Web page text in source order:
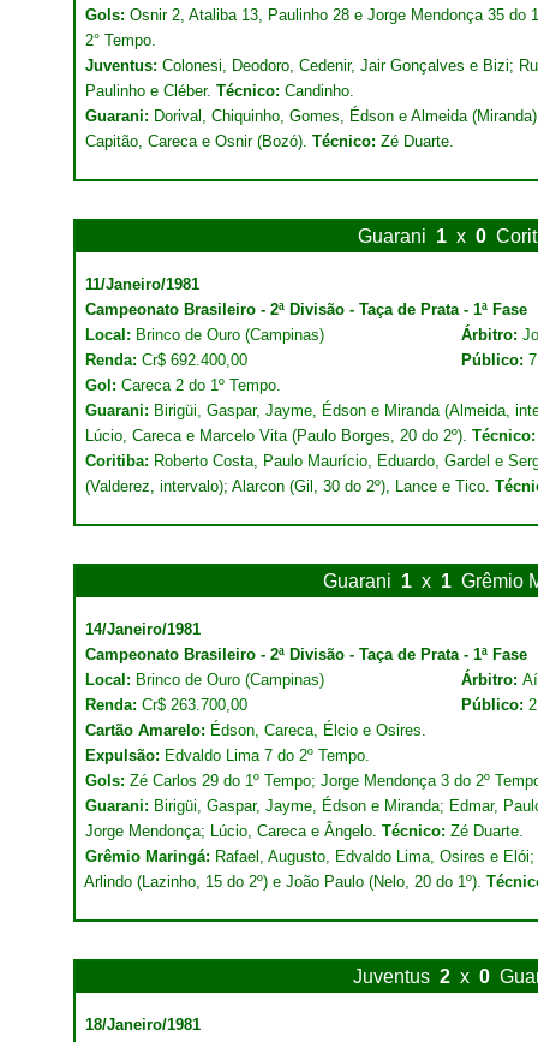
Gols: Osnir 2, Ataliba 13, Paulinho 28 e Jorge Mendonça 35 do
2° Tempo.
Juventus: Colonesi, Deodoro, Cedenir, Jair Gonçalves e Bizi;
Paulinho e Cléber. Técnico: Candinho.
Guarani: Dorival, Chiquinho, Gomes, Édson e Almeida
Capitão, Careca e Osnir (Bozó). Técnico: Zé Duarte.
Guarani 1 x 0
11/Janeiro/1981
Campeonato Brasileiro - 2ª Divisão - Taça de Prata - 1ª Fase
Local: Brinco de Ouro (Campinas) Árbitro:
Renda: Cr$ 692.400,00 Público:
Gol: Careca 2 do 1º Tempo.
Guarani: Birigüi, Gaspar, Jayme, Édson e Miranda (Almeida,
Lúcio, Careca e Marcelo Vita (Paulo Borges, 20 do 2º).
Coritiba: Roberto Costa, Paulo Maurício, Eduardo, Gardel e
(Valderez, intervalo); Alarcon (Gil, 30 do 2º), Lance e Tico.
Guarani 1 x 1 Grêmio
14/Janeiro/1981
Campeonato Brasileiro - 2ª Divisão - Taça de Prata - 1ª Fase
Local: Brinco de Ouro (Campinas) Árbitro:
Renda: Cr$ 263.700,00 Público:
Cartão Amarelo: Édson, Careca, Élcio e Osires.
Expulsão: Edvaldo Lima 7 do 2º Tempo.
Gols: Zé Carlos 29 do 1º Tempo; Jorge Mendonça 3 do 2º
Guarani: Birigüi, Gaspar, Jayme, Édson e Miranda; Edmar,
Jorge Mendonça; Lúcio, Careca e Ângelo. Técnico: Zé Duarte.
Grêmio Maringá: Rafael, Augusto, Edvaldo Lima, Osires e
Arlindo (Lazinho, 15 do 2º) e João Paulo (Nelo, 20 do 1º).
Juventus 2 x 0
18/Janeiro/1981